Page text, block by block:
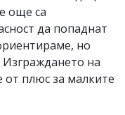
още са
да попаднат
но
на
от плюс за малките